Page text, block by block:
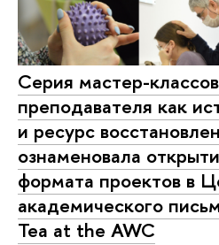
Серия мастер-
преподавателя как
и ресурс
ознаменовала
формата проектов в
академического
Tea at the AWC